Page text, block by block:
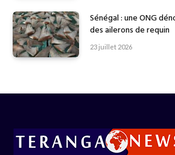
Sénégal : une ONG
des ailerons de requin
23 juillet 2026